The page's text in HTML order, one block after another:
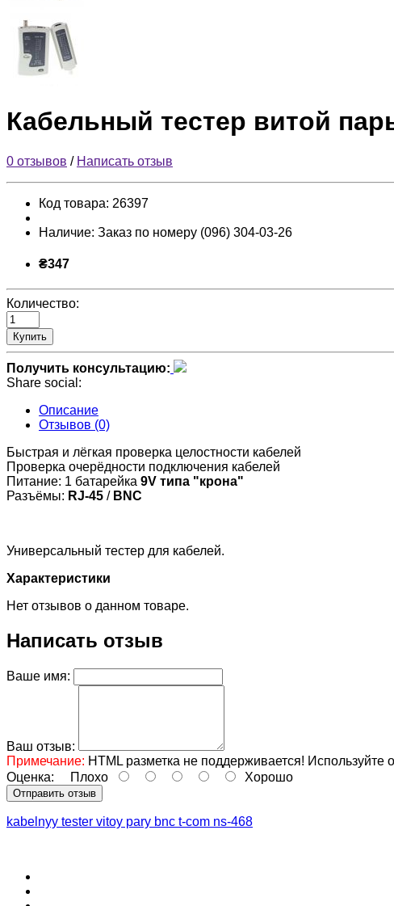
Кабельный тестер витой
0 отзывов / Написать отзыв
Код товара: 26397
Наличие: Заказ по номеру (096) 304-03-26
₴347
Количество:
Купить
Получить консультацию:
Share social:
Описание
Отзывов (0)
Быстрая и лёгкая проверка целостности кабелей
Проверка очерёдности подключения кабелей
Питание: 1 батарейка 9V типа "крона"
Разъёмы: RJ-45 /BNC
Универсальный тестер для кабелей.
Характеристики
Нет отзывов о данном товаре.
Написать отзыв
Ваше имя:
Ваш отзыв:
Примечание: HTML разметка не поддерживается! Используйте
Оценка: Плохо Хорошо
Отправить отзыв
kabelnyy tester vitoy pary bnc t-com ns-468